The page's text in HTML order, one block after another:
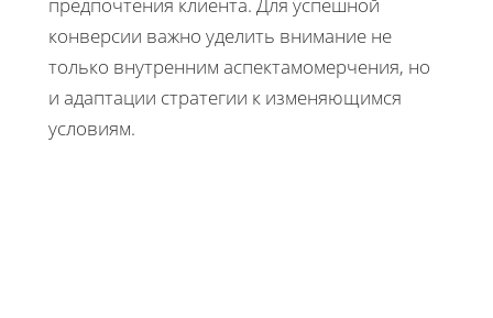
конверсии важно уделить внимание не
только внутренним аспектамомерчения, но
и адаптации стратегии к изменяющимся
условиям.